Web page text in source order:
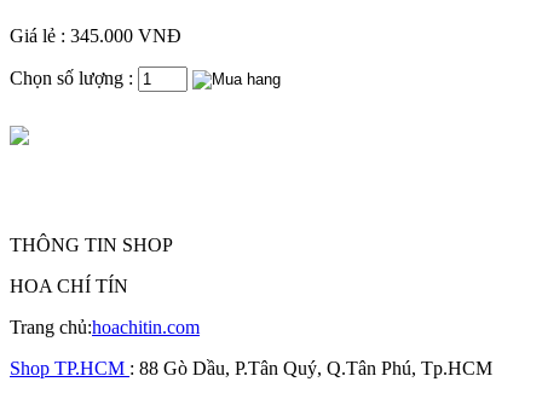
Giá lẻ : 345.000 VNĐ
Chọn số lượng :
THÔNG TIN SHOP
HOA CHÍ TÍN
Trang chủ:hoachitin.com
Shop TP.HCM : 88 Gò Dầu, P.Tân Quý, Q.Tân Phú, Tp.HCM